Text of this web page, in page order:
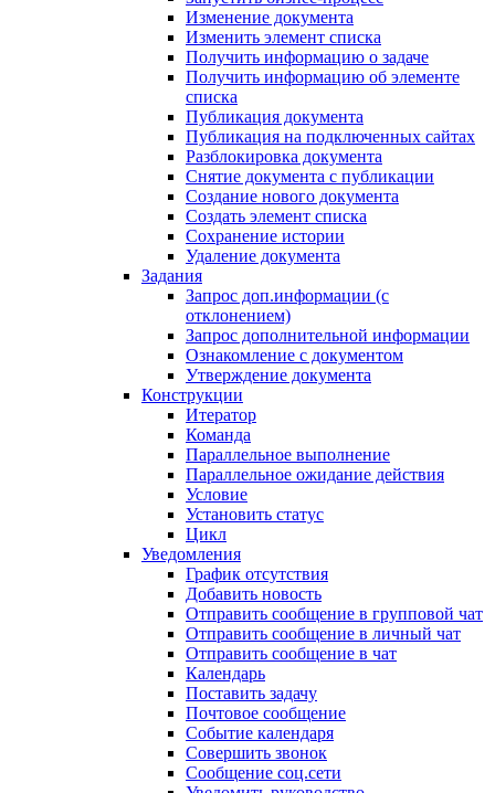
Изменение документа
Изменить элемент списка
Получить информацию о задаче
Получить информацию об элементе
списка
Публикация документа
Публикация на подключенных сайтах
Разблокировка документа
Снятие документа с публикации
Создание нового документа
Создать элемент списка
Сохранение истории
Удаление документа
Задания
Запрос доп.информации (с
отклонением)
Запрос дополнительной информации
Ознакомление с документом
Утверждение документа
Конструкции
Итератор
Команда
Параллельное выполнение
Параллельное ожидание действия
Условие
Установить статус
Цикл
Уведомления
График отсутствия
Добавить новость
Отправить сообщение в групповой чат
Отправить сообщение в личный чат
Отправить сообщение в чат
Календарь
Поставить задачу
Почтовое сообщение
Событие календаря
Совершить звонок
Сообщение соц.сети